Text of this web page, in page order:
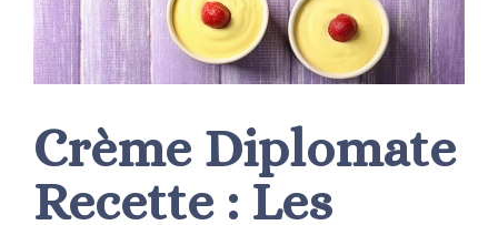
Crème Diplomate
Recette : Les